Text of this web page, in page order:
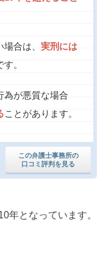
この弁護士事務所の
口コミ評判を見る
合は、 実刑には
。
為が悪質な場合
ことがあります。
年となっています。